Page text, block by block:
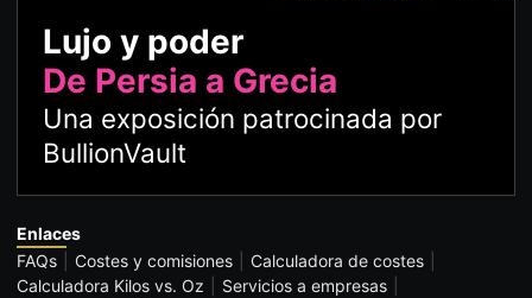
Lujo y poder
De Persia a Grecia
Una exposición patrocinada por
BullionVault
Enlaces
FAQs
Costes y comisiones
Calculadora de costes
Calculadora Kilos vs. Oz
Servicios a empresas